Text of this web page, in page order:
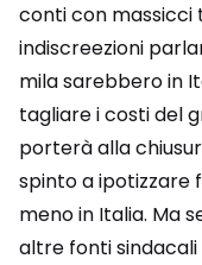
conti con massicci
indiscreezioni
mila sarebbero in
tagliare i costi del
porterà alla
spinto a ipotizzare
meno in Italia. Ma
altre fonti sindacali